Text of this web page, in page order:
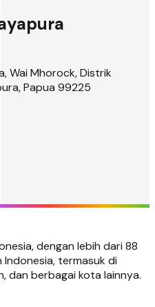
Wai Mhorock, Distrik
Papua 99225
dengan lebih dari 88
termasuk di
dan berbagai kota lainnya.